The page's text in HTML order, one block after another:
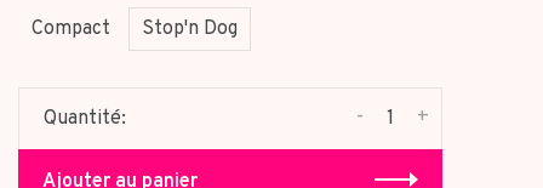
Compact Stop'n Dog
Quantité: +
-
Ajouter au panier